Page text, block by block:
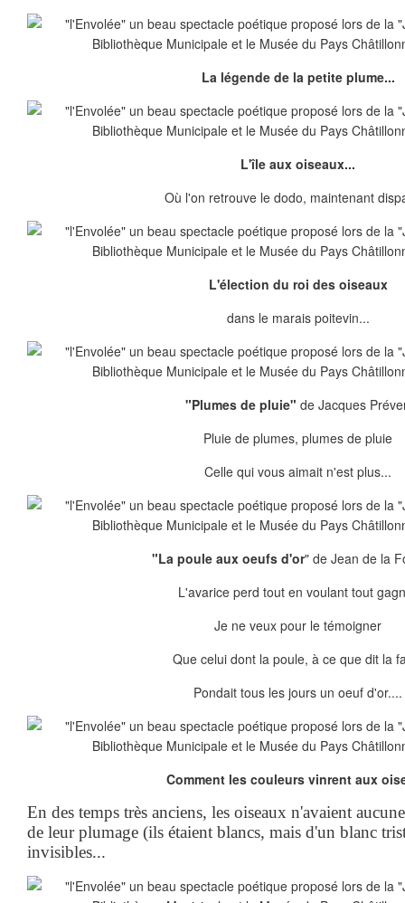
La légende de la petite plume...
L'île aux oiseaux...
Où l'on retrouve le dodo, maintenant
L'élection du roi des oiseaux
dans le marais poitevin...
"Plumes de pluie" de Jacques
Pluie de plumes, plumes de pluie
Celle qui vous aimait n'est plus...
"La poule aux oeufs d'or" de Jean de la
L'avarice perd tout en voulant tout
Je ne veux pour le témoigner
Que celui dont la poule, à ce que dit la
Pondait tous les jours un oeuf d'or....
Comment les couleurs vinrent aux
En des temps très anciens, les oiseaux n'avaient
de leur plumage (ils étaient blancs, mais d'un blanc
invisibles...